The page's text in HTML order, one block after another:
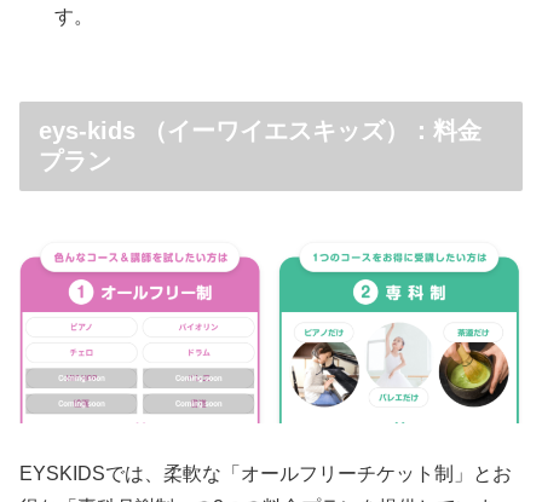
す。
eys-kids （イーワイエスキッズ）：料金
プラン
EYSKIDSでは、柔軟な「オールフリーチケット制」とお